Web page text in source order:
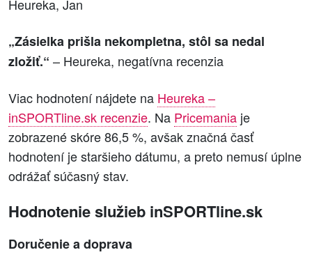
Heureka, Jan
„Zásielka prišla nekompletna, stôl sa nedal
zložiť.“ – Heureka, negatívna recenzia
Viac hodnotení nájdete na Heureka –
inSPORTline.sk recenzie. Na Pricemania je
zobrazené skóre 86,5 %, avšak značná časť
hodnotení je staršieho dátumu, a preto nemusí úplne
odrážať súčasný stav.
Hodnotenie služieb inSPORTline.sk
Doručenie a doprava